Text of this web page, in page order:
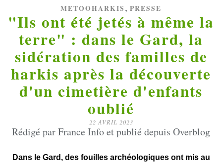
METOOHARKIS , PRESSE
"Ils ont été jetés à même la
terre" : dans le Gard, la
sidération des familles de
harkis après la découverte
d'un cimetière d'enfants
oublié
22 AVRIL 2023
Rédigé par France Info et publié depuis Overblog
Dans le Gard, des fouilles archéologiques ont mis au